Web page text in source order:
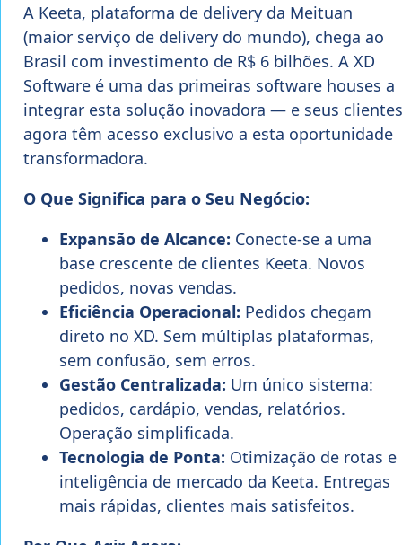
A Keeta, plataforma de delivery da Meituan
(maior serviço de delivery do mundo), chega ao
Brasil com investimento de R$ 6 bilhões. A XD
Software é uma das primeiras software houses a
integrar esta solução inovadora — e seus clientes
agora têm acesso exclusivo a esta oportunidade
transformadora.
O Que Significa para o Seu Negócio:
Expansão de Alcance: Conecte-se a uma
base crescente de clientes Keeta. Novos
pedidos, novas vendas.
Eficiência Operacional: Pedidos chegam
direto no XD. Sem múltiplas plataformas,
sem confusão, sem erros.
Gestão Centralizada: Um único sistema:
pedidos, cardápio, vendas, relatórios.
Operação simplificada.
Tecnologia de Ponta: Otimização de rotas e
inteligência de mercado da Keeta. Entregas
mais rápidas, clientes mais satisfeitos.